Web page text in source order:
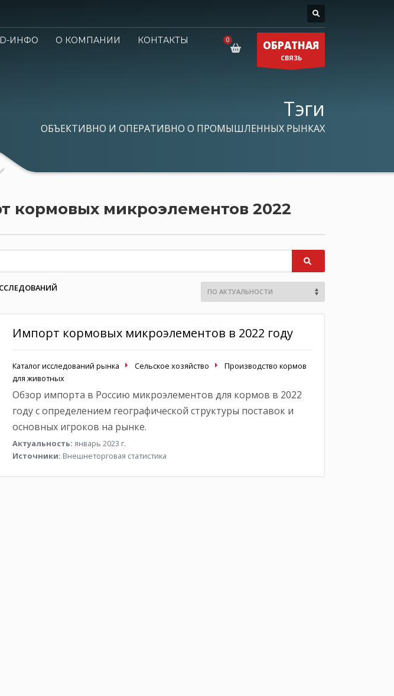
ID-ИНФО О КОМПАНИИ
КОНТАКТЫ
ОБРАТНАЯ
СВЯЗЬ
Тэги
ОБЪЕКТИВНО И ОПЕРАТИВНО О ПРОМЫШЛЕННЫХ РЫНКАХ
кормовых микроэлементов 2022
Импорт кормовых микроэлементов в 2022 году
Каталог исследований рынка Сельское хозяйство
Производство кормов
для животных
Обзор импорта в Россию микроэлементов для кормов в 2022
году с определением географической структуры поставок и
основных игроков на рынке.
Актуальность: январь 2023 г.
Источники: Внешнеторговая статистика